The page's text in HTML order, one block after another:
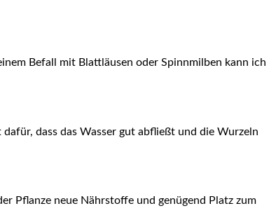
​Befall mit Blattläusen oder Spinnmilben kann ich
dass⁣ das Wasser gut abfließt und die Wurzeln
Pflanze neue⁢ Nährstoffe und genügend ​Platz zum